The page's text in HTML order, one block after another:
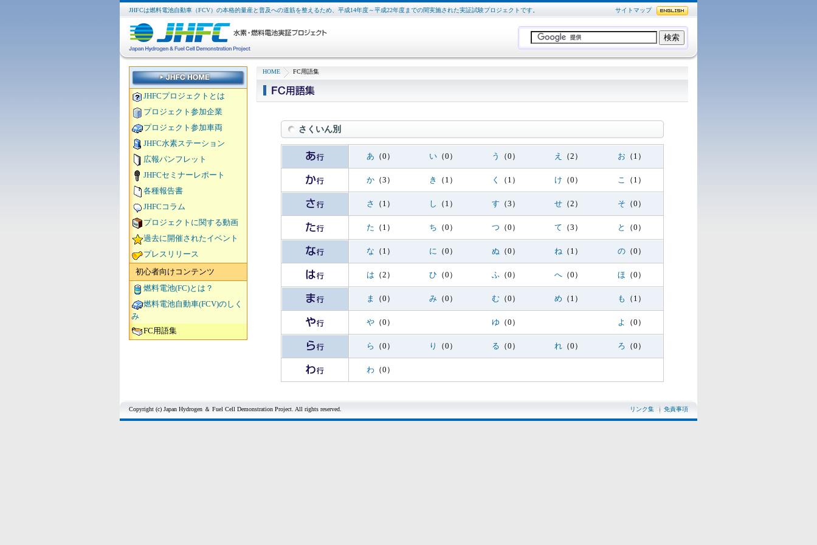
JHFCは燃料電池自動車（FCV）の本格的量産と普及への道筋を整えるため、平成14年度～平成22年度までの間実施された実証試験プロジェクトです。 サイトマップ
HOME FC用語集
さくいん別
あ （0） い（0） う （0） え （2） お （1）
か（3） き （1） く （1） け （0） こ （1）
さ （1） し （1） す （3） せ （2） そ （0）
た （1） ち （0） つ （0） て （3） と （0）
な （1） に （0） ぬ （0） ね （1） の （0）
は （2） ひ （0） ふ（0） へ （0） ほ （0）
ま （0） み（0） む（0） め （1） も （1）
や（0） ゆ （0） よ （0）
ら （0） り （0） る （0） れ （0） ろ （0）
わ（0）
JHFCプロジェクトとは
プロジェクト参加企業
プロジェクト参加車両
JHFC水素ステーション
広報パンフレット
JHFCセミナーレポート
各種報告書
JHFCコラム
プロジェクトに関する動画
過去に開催されたイベント
プレスリリース
初心者向けコンテンツ
燃料電池(FC)とは？
燃料電池自動車(FCV)のしく
み
FC用語集
Copyright (c) Japan Hydrogen ＆ Fuel Cell Demonstration Project. All rights reserved. リンク集 免責事項